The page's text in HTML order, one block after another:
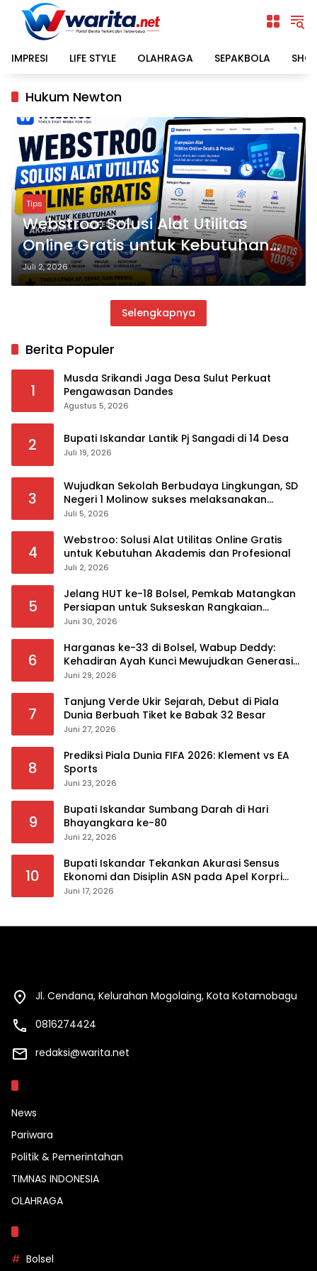
Langsung
konten
IMPRESI
LIFE STYLE OLAHRAGA SEPAKBOLA
Hukum Newton
Tips
Webstroo: Solusi Alat Utilitas
Online Gratis untuk Kebutuhan
Akademis dan Profesional
Juli 2, 2026
Selengkapnya
Berita Populer
1
Musda Srikandi Jaga Desa Sulut Perkuat
Pengawasan Dandes
Agustus 5, 2026
2 Bupati Iskandar Lantik Pj Sangadi di 14 Desa
Juli 19, 2026
3
Wujudkan Sekolah Berbudaya Lingkungan, SD
Negeri 1 Molinow sukses melaksanakan
serangkaian kegiatan Kampanye dan
Juli 5, 2026
4
Webstroo: Solusi Alat Utilitas Online Gratis
untuk Kebutuhan Akademis dan Profesional
Juli 2, 2026
5
Jelang HUT ke-18 Bolsel, Pemkab Matangkan
Persiapan untuk Sukseskan Rangkaian
Peringatan
Juni 30, 2026
6
Harganas ke-33 di Bolsel, Wabup Deddy:
Kehadiran Ayah Kunci Mewujudkan Generasi
Berkualitas
Juni 29, 2026
7
Tanjung Verde Ukir Sejarah, Debut di Piala
Dunia Berbuah Tiket ke Babak 32 Besar
Juni 27, 2026
8
Prediksi Piala Dunia FIFA 2026: Klement vs EA
Sports
Juni 23, 2026
9
Bupati Iskandar Sumbang Darah di Hari
Bhayangkara ke-80
Juni 22, 2026
10
Bupati Iskandar Tekankan Akurasi Sensus
Ekonomi dan Disiplin ASN pada Apel Korpri
Pemkab Bolsel
Juni 17, 2026
Jl. Cendana, Kelurahan Mogolaing, Kota Kotamobagu
0816274424
redaksi@warita.net
News
Pariwara
Politik & Pemerintahan
TIMNAS INDONESIA
OLAHRAGA
Bolsel